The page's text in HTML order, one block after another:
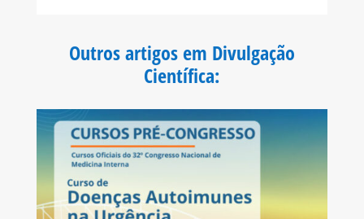
o
r
A
p
p
Outros artigos em Divulgação
Científica: